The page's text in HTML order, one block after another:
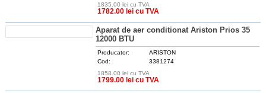
1835.00 lei cu TVA
1782.00 lei cu TVA
Aparat de aer conditionat Ariston Prios 35
12000 BTU
Producator:
ARISTON
Cod:
3381274
1858.00 lei cu TVA
1799.00 lei cu TVA